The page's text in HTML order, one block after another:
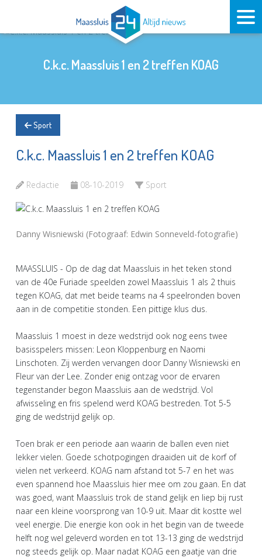
C.k.c. Maassluis 1 en 2 treffen KOAG
Sport
C.k.c. Maassluis 1 en 2 treffen KOAG
Redactie 08-10-2019 Sport
Danny Wisniewski (Fotograaf: Edwin Sonneveld-fotografie)
MAASSLUIS - Op de dag dat Maassluis in het teken stond
van de 40e Furiade speelden zowel Maassluis 1 als 2 thuis
tegen KOAG, dat met beide teams na 4 speelronden boven
aan in de competitie stonden. Een pittige klus dus.
Maassluis 1 moest in deze wedstrijd ook nog eens twee
basisspelers missen: Leon Kloppenburg en Naomi
Linschoten. Zij werden vervangen door Danny Wisniewski en
Fleur van der Lee. Zonder enig ontzag voor de ervaren
tegenstander begon Maassluis aan de wedstrijd. Vol
afwisseling en fris spelend werd KOAG bestreden. Tot 5-5
ging de wedstrijd gelijk op.
Toen brak er een periode aan waarin de ballen even niet
lekker vielen. Goede schotpogingen draaiden uit de korf of
vielen net verkeerd. KOAG nam afstand tot 5-7 en het was
even spannend hoe Maassluis hier mee om zou gaan. En dat
was goed, want Maassluis trok de stand gelijk en liep bij rust
naar een kleine voorsprong van 10-9 uit. Maar dit kostte wel
veel energie. Die energie kon ook in het begin van de tweede
helft nog wel geleverd worden en tot 13-13 ging de wedstrijd
nog steeds gelijk op. Maar nadat KOAG een gaatje van drie